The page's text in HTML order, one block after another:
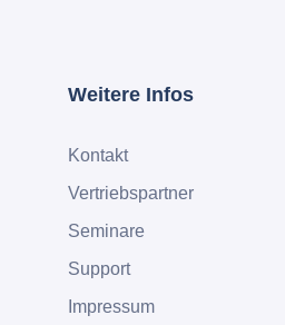
Weitere Infos
Kontakt
Vertriebspartner
Seminare
Support
Impressum